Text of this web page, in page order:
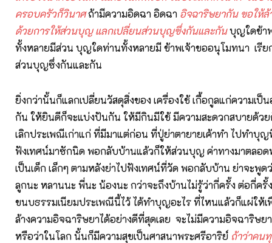
ครอบครัวก็วินาศถ้ามีความอิดฉา อิดฉา อิจฉาริษยากัน ขอให้ล้
ด้วยการให้ส่วนบุญ แลกเปลี่ยนส่วนบุญซึ่งกันและกันบุญใดข้า
ทั้งหลายมีส่วน บุญใดท่านทั้งหลายมี ข้าพเจ้าขออนุโมทนา เรีย
ส่วนบุญซึ่งกันและกัน
ยิ่งกว่านั้นก็แลกเปลี่ยนวัสดุสิ่งของ เครื่องใช้ เกื้อกูลแก่ความเป็
กัน ให้ยินดีก็จะแบ่งปันกัน ให้มีกินมีใช้ มีความสะดวกสบายด้ว
เลิกประเพณีเก่าแก่ ที่มีมาแต่ก่อน ที่ปู่ย่าตายายเค้าทำ ไปทำบุ
ฟังเทศน์มาซักนิด พอกลับบ้านแล้วก็ให้ส่วนบุญ ค่าทางมาตลอด
เป็นเด็ก เล็กๆ ตามหลังย่าไปฟังเทศน์ที่วัด พอกลับบ้าน ย่าจะพูด
ลูกนะ หลานนะ พี่นะ น้องนะ กว่าจะถึงบ้านไม่รู้ว่ากี่ครั้ง ต่อกี่ครั้
ขนบธรรมเนียมประเพณีนี้ไว้ ได้ทำบุญอะไร ที่ไหนแล้วก็แผ่ให้
ล้างความอิจฉาริษยาได้อย่างดีที่สุดเลย จะไม่มีความอิจฉาริษย
หรือว่าในโลก นั้นก็มีความสุขเป็นศาสนาพระศรีอาริย์ ถ้าว่าคน